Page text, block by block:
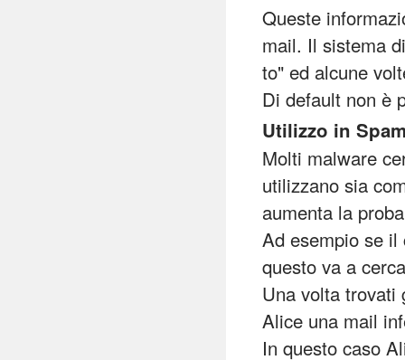
Queste
mail. Il sistema
to" ed alcune
Di default non è
Utilizzo in
Molti malware
utilizzano sia
aumenta la
Ad esempio se
questo va a
Una volta
Alice una mail
In questo caso